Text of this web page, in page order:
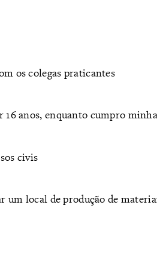
os colegas praticantes
anos, enquanto cumpro
civis
um local de produção de